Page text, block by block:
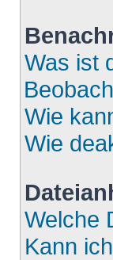
Was ist
Wie
Wie
Welche
Kann